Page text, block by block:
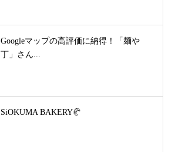
Googleマップの高評価に納得！「麺や
丁」さん...
SiOKUMA BAKERY🥐